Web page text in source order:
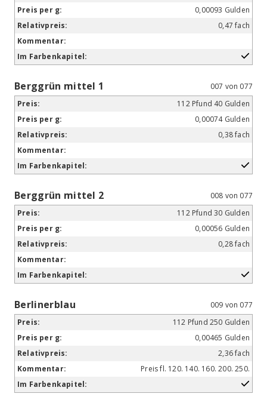
0,00093 Gulden
0,47 fach
Berggrün mittel 1
007 von 077
112 Pfund 40 Gulden
0,00074 Gulden
0,38 fach
Berggrün mittel 2
008 von 077
112 Pfund 30 Gulden
0,00056 Gulden
0,28 fach
Berlinerblau
009 von 077
112 Pfund 250 Gulden
0,00465 Gulden
2,36 fach
Preis fl. 120. 140. 160. 200. 250.